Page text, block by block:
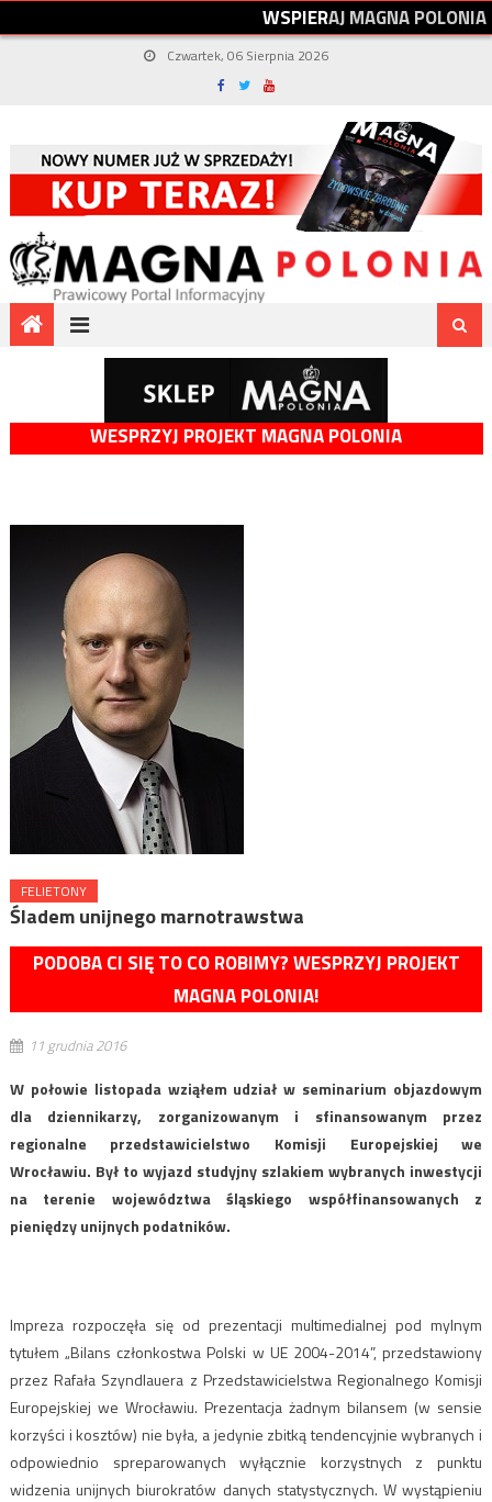
WSPIERAJMAGNAPOLONIA
Czwartek, 06 Sierpnia 2026
WESPRZYJ PROJEKT MAGNA POLONIA
FELIETONY
Śladem unijnego marnotrawstwa
PODOBA CI SIĘ TO CO ROBIMY? WESPRZYJ PROJEKT
MAGNA POLONIA!
11 grudnia 2016
W połowie listopada wziąłem udział w seminarium objazdowym
dla dziennikarzy, zorganizowanym i sfinansowanym przez
regionalne przedstawicielstwo Komisji Europejskiej we
Wrocławiu. Był to wyjazd studyjny szlakiem wybranych inwestycji
na terenie województwa śląskiego współfinansowanych z
pieniędzy unijnych podatników.
Impreza rozpoczęła się od prezentacji multimedialnej pod mylnym
tytułem „Bilans członkostwa Polski w UE 2004-2014”, przedstawiony
przez Rafała Szyndlauera z Przedstawicielstwa Regionalnego Komisji
Europejskiej we Wrocławiu. Prezentacja żadnym bilansem (w sensie
korzyści i kosztów) nie była, a jedynie zbitką tendencyjnie wybranych i
odpowiednio spreparowanych wyłącznie korzystnych z punktu
widzenia unijnych biurokratów danych statystycznych. W wystąpieniu